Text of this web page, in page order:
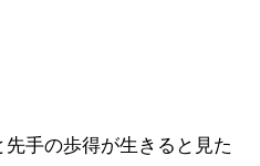
手の歩得が生きると見た